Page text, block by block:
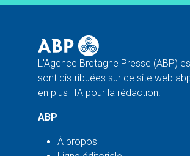
L'Agence Bretagne Presse (ABP)
sont distribuées sur ce site web
en plus l'IA pour la rédaction.
ABP
À propos